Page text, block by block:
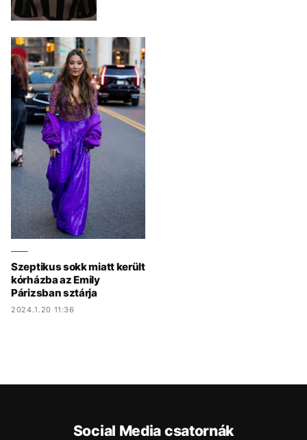
Szeptikus sokk miatt került
kórházba az Emily
Párizsban sztárja
2024.1.20 11:36
Social Media csatornák